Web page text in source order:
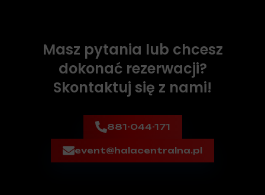
Masz pytania lub chcesz
dokonać rezerwacji?
Skontaktuj się z nami!
881-044-171
event@halacentralna.pl